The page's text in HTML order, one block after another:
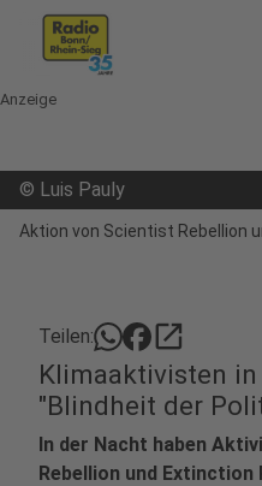
Anzeige
© Luis Pauly
Aktion von Scientist Rebellion
Teilen: open_in_new
Klimaaktivisten
"Blindheit der
In der Nacht haben
Rebellion und Extinction